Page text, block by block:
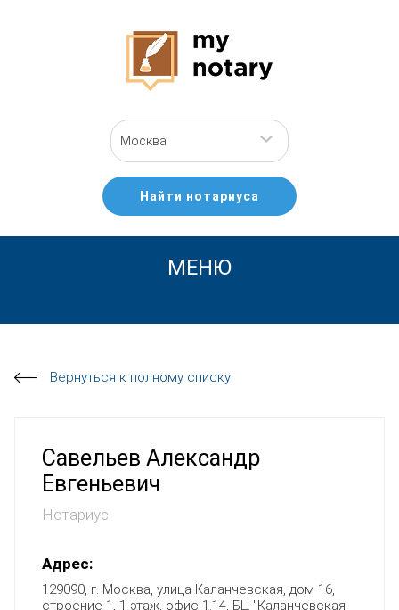
Москва
Найти нотариуса
МЕНЮ
Вернуться к полному списку
Савельев Александр
Евгеньевич
Нотариус
Адрес:
129090, г. Москва, улица Каланчевская, дом 16,
строение 1, 1 этаж, офис 1.14, БЦ "Каланчевская